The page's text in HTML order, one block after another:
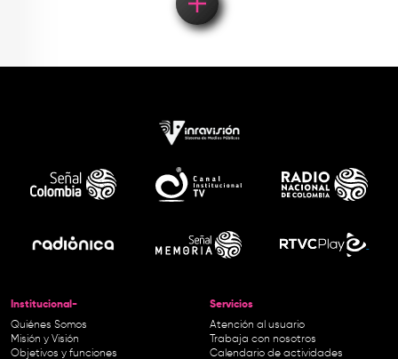
Institucional-
Quiénes Somos
Misión y Visión
Objetivos y funciones
Servicios
Atención al usuario
Trabaja con nosotros
Calendario de actividades